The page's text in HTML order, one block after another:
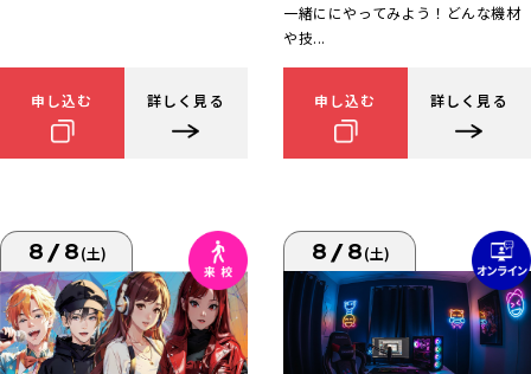
申し込む 詳しく見る
一緒ににやってみよう！どんな機材
や技...
申し込む 詳しく見る
8/8(土) 8/8(土)